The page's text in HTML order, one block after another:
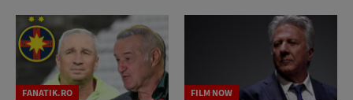
FANATIK.RO FILM NOW